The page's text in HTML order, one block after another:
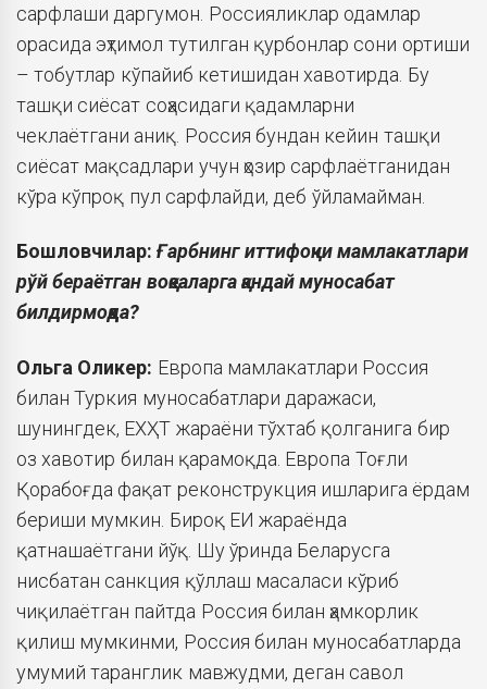
сарфлаши даргумон. Россияликлар одамлар
орасида эҳтимол тутилган қурбонлар сони ортиши
– тобутлар кўпайиб кетишидан хавотирда. Бу
ташқи сиёсат соҳасидаги қадамларни
чеклаётгани аниқ. Россия бундан кейин ташқи
сиёсат мақсадлари учун ҳозир сарфлаётганидан
кўра кўпроқ пул сарфлайди, деб ўйламайман.
Бошловчилар:Ғарбнинг иттифоқчи мамлакатлари
рўй бераётган воқеаларга қандай муносабат
билдирмоқда?
Ольга Оликер: Европа мамлакатлари Россия
билан Туркия муносабатлари даражаси,
шунингдек, ЕХҲТ жараёни тўхтаб қолганига бир
оз хавотир билан қарамоқда. Европа Тоғли
Қорабоғда фақат реконструкция ишларига ёрдам
бериши мумкин. Бироқ ЕИ жараёнда
қатнашаётгани йўқ. Шу ўринда Беларусга
нисбатан санкция қўллаш масаласи кўриб
чиқилаётган пайтда Россия билан ҳамкорлик
қилиш мумкинми, Россия билан муносабатларда
умумий таранглик мавжудми, деган савол